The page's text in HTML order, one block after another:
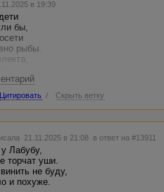
в 19:39
бы,
рыбы.
яда.
Цитировать / Скрыть ветку
21.11.2025 в 21:08 в ответ на #13911
Лабубу,
торчат уши.
не буду,
и похуже.